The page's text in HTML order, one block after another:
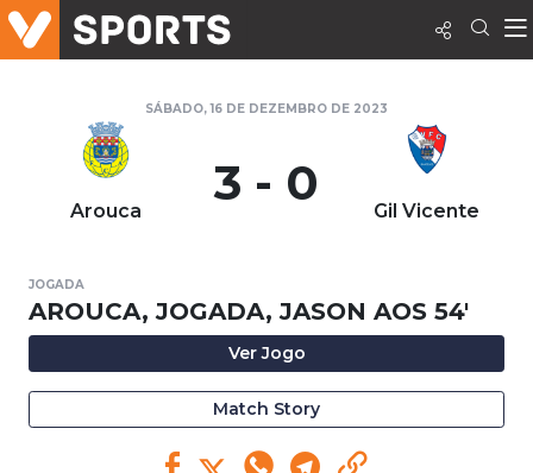
SÁBADO, 16 DE DEZEMBRO DE 2023
Arouca 3 - 0 Gil Vicente
JOGADA
AROUCA, JOGADA, JASON AOS 54'
Ver Jogo
Match Story